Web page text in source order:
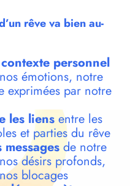
rêve va bien au-
personnel
émotions, notre
exprimées par notre
les liensentre les
et parties du rêve
de notre
désirs profonds,
blocages